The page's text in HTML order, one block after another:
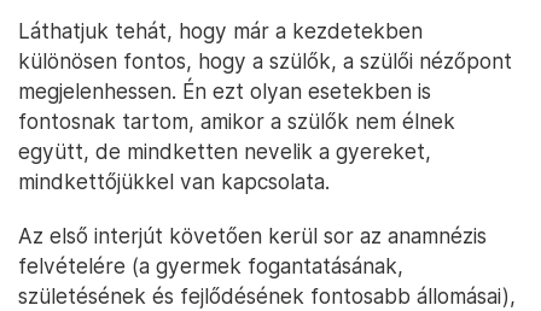
Láthatjuk tehát, hogy már a kezdetekben
különösen fontos, hogy a szülők, a szülői nézőpont
megjelenhessen. Én ezt olyan esetekben is
fontosnak tartom, amikor a szülők nem élnek
együtt, de mindketten nevelik a gyereket,
mindkettőjükkel van kapcsolata.
Az első interjút követően kerül sor az anamnézis
felvételére (a gyermek fogantatásának,
születésének és fejlődésének fontosabb állomásai),